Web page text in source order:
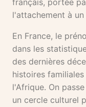
français, portée
l'attachement à
En France, le
dans les
des dernières
histoires
l'Afrique. On
un cercle culturel